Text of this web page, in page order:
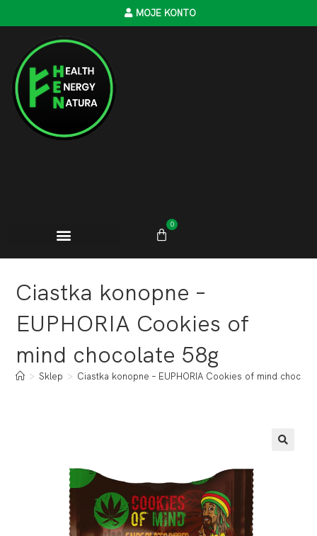
MOJE KONTO
0
Ciastka konopne –
EUPHORIA Cookies of
mind chocolate 58g
> Sklep > Ciastka konopne – EUPHORIA Cookies of mind